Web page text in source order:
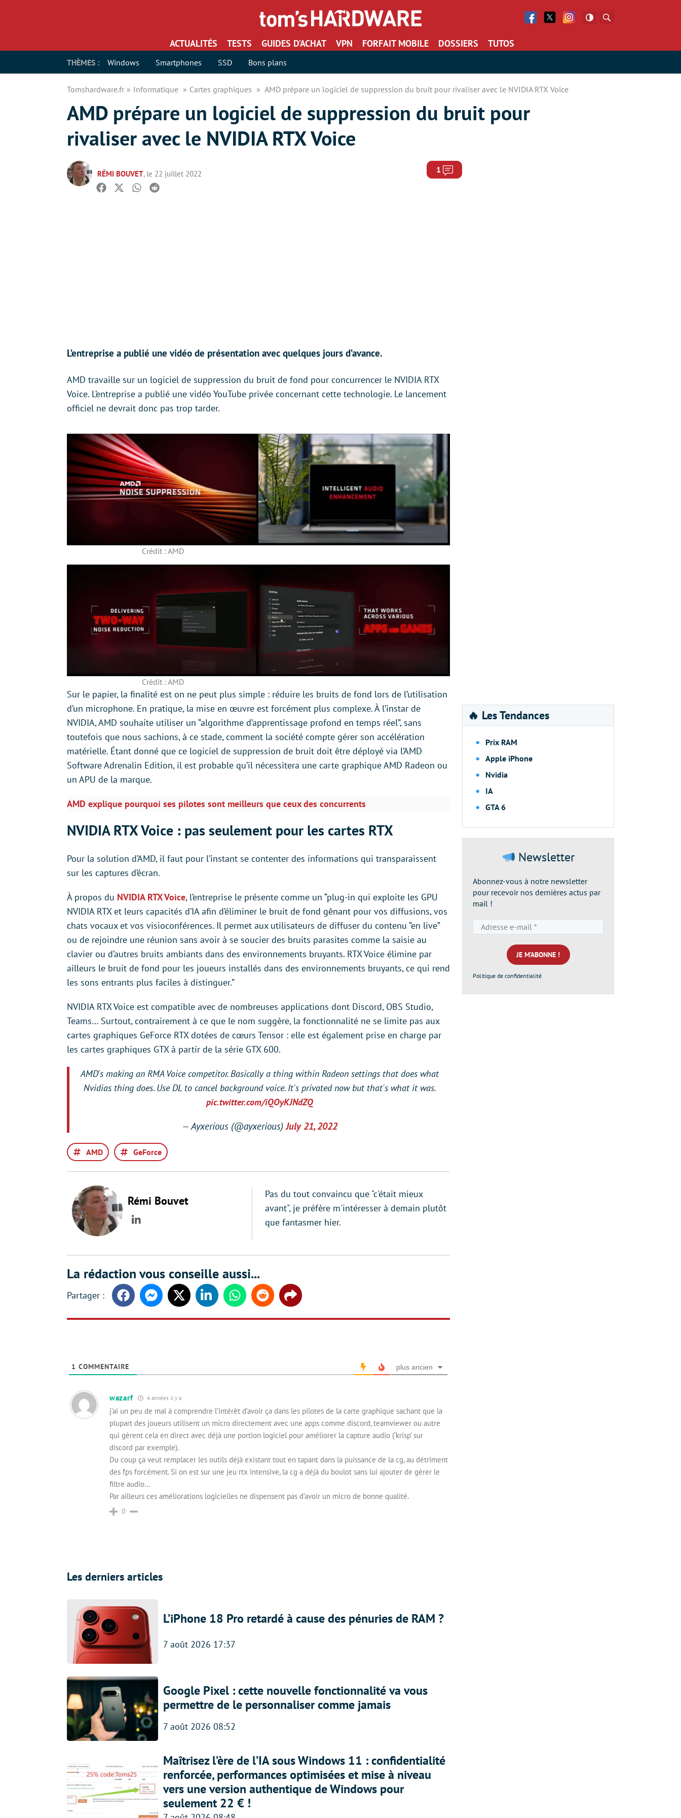
Facebook
Twitter Facebook
ACTUALITÉS TESTS GUIDES D’ACHAT VPN FORFAIT MOBILE DOSSIERS TUTOS
THÈMES : Windows Smartphones SSD Bons plans
Tomshardware.fr Informatique Cartes graphiques AMD prépare un logiciel de suppression du bruit pour rivaliser avec le NVIDIA RTX Voice
AMD prépare un logiciel de suppression du bruit pour
rivaliser avec le NVIDIA RTX Voice
RÉMI BOUVET, le 22 juillet 2022 1 Commentaires
Facebook
TwitterWhatsapp
Reddit
L’entreprise a publié une vidéo de présentation avec quelques jours d’avance.
AMD travaille sur un logiciel de suppression du bruit de fond pour concurrencer le NVIDIA RTX
Voice. L’entreprise a publié une vidéo YouTube privée concernant cette technologie. Le lancement
officiel ne devrait donc pas trop tarder.
Crédit : AMD
Crédit : AMD
Sur le papier, la finalité est on ne peut plus simple : réduire les bruits de fond lors de l’utilisation
d’un microphone. En pratique, la mise en œuvre est forcément plus complexe. À l’instar de
NVIDIA, AMD souhaite utiliser un “algorithme d’apprentissage profond en temps réel”, sans
toutefois que nous sachions, à ce stade, comment la société compte gérer son accélération
matérielle. Étant donné que ce logiciel de suppression de bruit doit être déployé via l’AMD
Software Adrenalin Edition, il est probable qu’il nécessitera une carte graphique AMD Radeon ou
un APU de la marque.
AMD explique pourquoi ses pilotes sont meilleurs que ceux des concurrents
NVIDIA RTX Voice : pas seulement pour les cartes RTX
Pour la solution d’AMD, il faut pour l’instant se contenter des informations qui transparaissent
sur les captures d’écran.
À propos du NVIDIA RTX Voice, l’entreprise le présente comme un “plug-in qui exploite les GPU
NVIDIA RTX et leurs capacités d’IA afin d’éliminer le bruit de fond gênant pour vos diffusions, vos
chats vocaux et vos visioconférences. Il permet aux utilisateurs de diffuser du contenu “en live”
ou de rejoindre une réunion sans avoir à se soucier des bruits parasites comme la saisie au
clavier ou d’autres bruits ambiants dans des environnements bruyants. RTX Voice élimine par
ailleurs le bruit de fond pour les joueurs installés dans des environnements bruyants, ce qui rend
les sons entrants plus faciles à distinguer.”
NVIDIA RTX Voice est compatible avec de nombreuses applications dont Discord, OBS Studio,
Teams… Surtout, contrairement à ce que le nom suggère, la fonctionnalité ne se limite pas aux
cartes graphiques GeForce RTX dotées de cœurs Tensor : elle est également prise en charge par
les cartes graphiques GTX à partir de la série GTX 600.
AMD's making an RMA Voice competitor. Basically a thing within Radeon settings that does what
Nvidias thing does. Use DL to cancel background voice. It's privated now but that's what it was.
pic.twitter.com/iQOyKJNdZQ
— Ayxerious (@ayxerious)July 21, 2022
AMD GeForce
Rémi Bouvet
LinkedIn
Pas du tout convaincu que "c'était mieux
avant", je préfère m'intéresser à demain plutôt
que fantasmer hier.
La rédaction vous conseille aussi...
FacebookMessengerTwitter LinkedinWhatsappReddit Share
1 COMMENTAIRE plus ancien
wazarf 4 années il y a
j’ai un peu de mal à comprendre l’intérêt d’avoir ça dans les pilotes de la carte graphique sachant que la
plupart des joueurs utilisent un micro directement avec une apps comme discord, teamviewer ou autre
qui gèrent cela en direct avec déjà une portion logiciel pour améliorer la capture audio (‘krisp’ sur
discord par exemple).
Du coup ça veut remplacer les outils déjà existant tout en tapant dans la puissance de la cg, au détriment
des fps forcément. Si on est sur une jeu rtx intensive, la cg a déjà du boulot sans lui ajouter de gérer le
filtre audio…
Par ailleurs ces améliorations logicielles ne dispensent pas d’avoir un micro de bonne qualité.
0
Les derniers articles
L’iPhone 18 Pro retardé à cause des pénuries de RAM ?
7 août 2026 17:37
Google Pixel : cette nouvelle fonctionnalité va vous
permettre de le personnaliser comme jamais
7 août 2026 08:52
Maîtrisez l’ère de l’IA sous Windows 11 : confidentialité
renforcée, performances optimisées et mise à niveau
vers une version authentique de Windows pour
seulement 22 € !
🔥 Les Tendances
Prix RAM
Apple iPhone
Nvidia
IA
GTA 6
Newsletter
Abonnez-vous à notre newsletter
pour recevoir nos dernières actus par
mail !
e-
mail
*
Politique de confidentialité